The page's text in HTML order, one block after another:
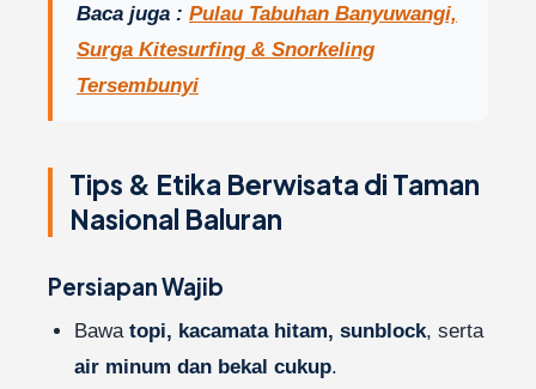
Baca juga : Pulau Tabuhan Banyuwangi,
Surga Kitesurfing & Snorkeling
Tersembunyi
Tips & Etika Berwisata di Taman
Nasional Baluran
Persiapan Wajib
Bawatopi, kacamata hitam, sunblock, serta
air minum dan bekal cukup.